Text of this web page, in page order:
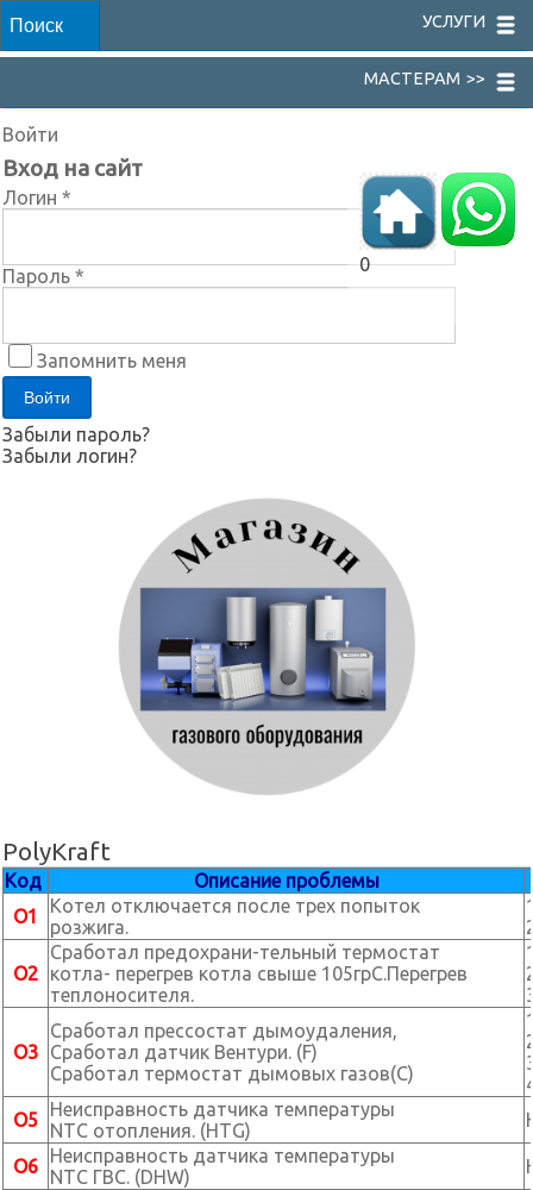
УСЛУГИ
МАСТЕРАМ >>
0
Войти
Вход на сайт
Логин *
Пароль *
Запомнить меня
Забыли пароль?
Забыли логин?
PolyKraft
Код
Описание проблемы
O1
Котел отключается после трех попыток
розжига.
O2
Сработал предохрани-тельный термостат
котла- перегрев котла свыше 105грС.Перегрев
теплоносителя.
O3
Сработал прессостат дымоудаления,
Сработал датчик Вентури. (F)
Сработал термостат дымовых газов(С)
O5
Неисправность датчика температуры
NTC отопления. (HTG)
O6
Неисправность датчика температуры
NTC ГВС. (DHW)